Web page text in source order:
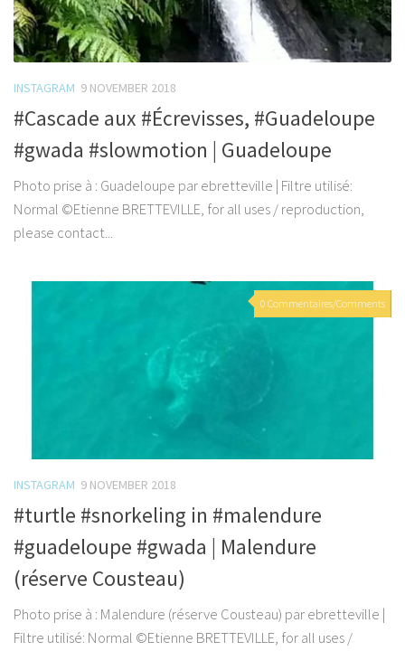
INSTAGRAM 9 NOVEMBER 2018
#Cascade aux #Écrevisses, #Guadeloupe
#gwada #slowmotion | Guadeloupe
Photo prise à : Guadeloupe par ebretteville | Filtre utilisé:
Normal ©Etienne BRETTEVILLE, for all uses / reproduction,
please contact...
0 Commentaires/Comments
INSTAGRAM 9 NOVEMBER 2018
#turtle #snorkeling in #malendure
#guadeloupe #gwada | Malendure
(réserve Cousteau)
Photo prise à : Malendure (réserve Cousteau) par ebretteville |
Filtre utilisé: Normal ©Etienne BRETTEVILLE, for all uses /